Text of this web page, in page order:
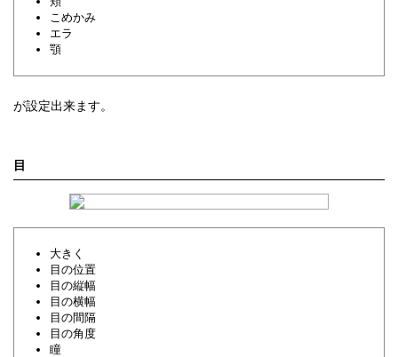
こめかみ
エラ
顎
が設定出来ます。
目
大きく
目の位置
目の縦幅
目の横幅
目の間隔
目の角度
瞳